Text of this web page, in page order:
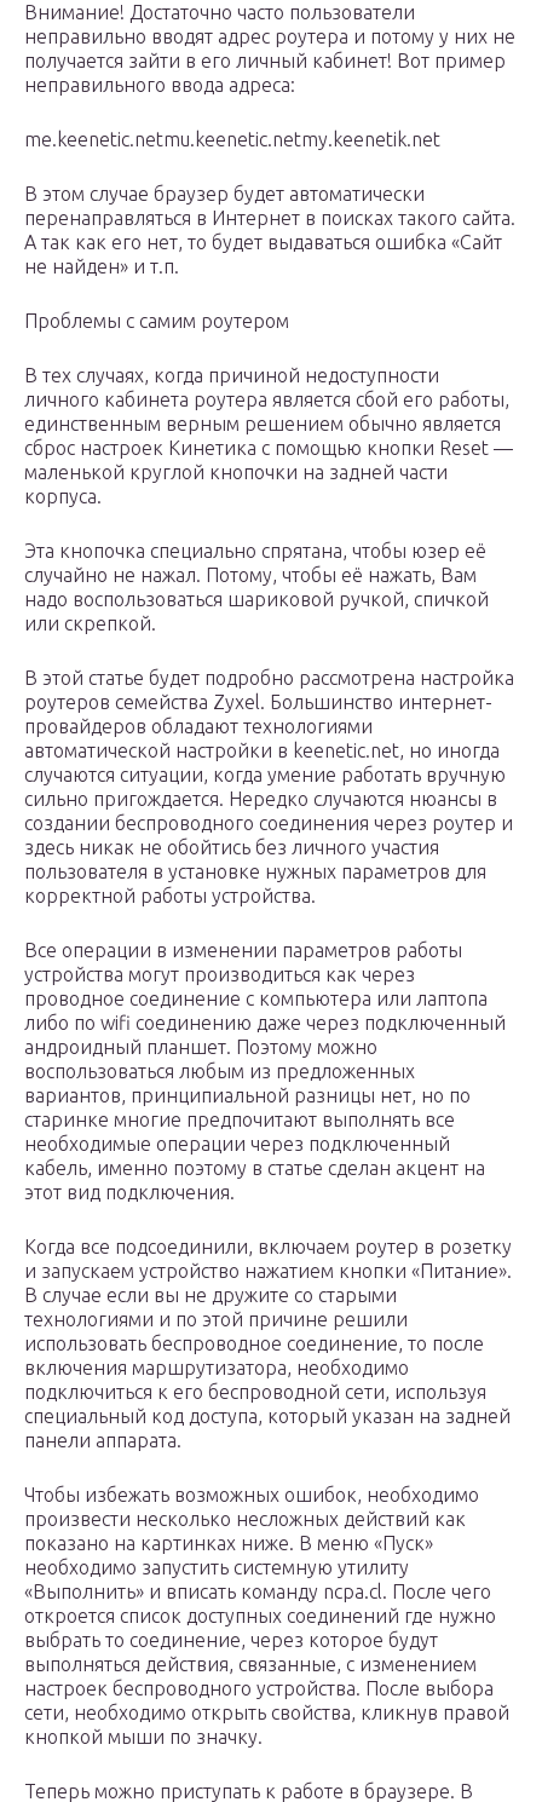
Внимание! Достаточно часто пользователи
неправильно вводят адрес роутера и потому у них не
получается зайти в его личный кабинет! Вот пример
неправильного ввода адреса:
me.keenetic.netmu.keenetic.netmy.keenetik.net
В этом случае браузер будет автоматически
перенаправляться в Интернет в поисках такого сайта.
А так как его нет, то будет выдаваться ошибка «Сайт
не найден» и т.п.
Проблемы с самим роутером
В тех случаях, когда причиной недоступности
личного кабинета роутера является сбой его работы,
единственным верным решением обычно является
сброс настроек Кинетика с помощью кнопки Reset —
маленькой круглой кнопочки на задней части
корпуса.
Эта кнопочка специально спрятана, чтобы юзер её
случайно не нажал. Потому, чтобы её нажать, Вам
надо воспользоваться шариковой ручкой, спичкой
или скрепкой.
В этой статье будет подробно рассмотрена настройка
роутеров семейства Zyxel. Большинство интернет-
провайдеров обладают технологиями
автоматической настройки в keenetic.net, но иногда
случаются ситуации, когда умение работать вручную
сильно пригождается. Нередко случаются нюансы в
создании беспроводного соединения через роутер и
здесь никак не обойтись без личного участия
пользователя в установке нужных параметров для
корректной работы устройства.
Все операции в изменении параметров работы
устройства могут производиться как через
проводное соединение с компьютера или лаптопа
либо по wifi соединению даже через подключенный
андроидный планшет. Поэтому можно
воспользоваться любым из предложенных
вариантов, принципиальной разницы нет, но по
старинке многие предпочитают выполнять все
необходимые операции через подключенный
кабель, именно поэтому в статье сделан акцент на
этот вид подключения.
Когда все подсоединили, включаем роутер в розетку
и запускаем устройство нажатием кнопки «Питание».
В случае если вы не дружите со старыми
технологиями и по этой причине решили
использовать беспроводное соединение, то после
включения маршрутизатора, необходимо
подключиться к его беспроводной сети, используя
специальный код доступа, который указан на задней
панели аппарата.
Чтобы избежать возможных ошибок, необходимо
произвести несколько несложных действий как
показано на картинках ниже. В меню «Пуск»
необходимо запустить системную утилиту
«Выполнить» и вписать команду ncpa.cl. После чего
откроется список доступных соединений где нужно
выбрать то соединение, через которое будут
выполняться действия, связанные, с изменением
настроек беспроводного устройства. После выбора
сети, необходимо открыть свойства, кликнув правой
кнопкой мыши по значку.
Теперь можно приступать к работе в браузере. В